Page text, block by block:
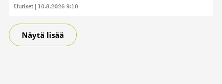
Uutiset | 10.8.2026 9:10
Näytä lisää